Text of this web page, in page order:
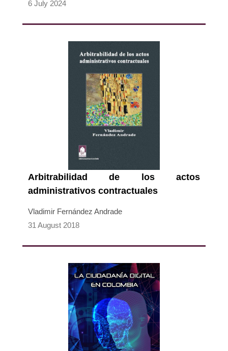
6 July 2024
Arbitrabilidad de los actos
administrativos contractuales
Vladimir Fernández Andrade
31 August 2018